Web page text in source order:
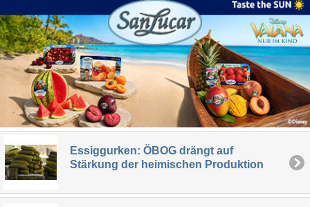
Essiggurken: ÖBOG drängt auf
Stärkung der heimischen Produktion